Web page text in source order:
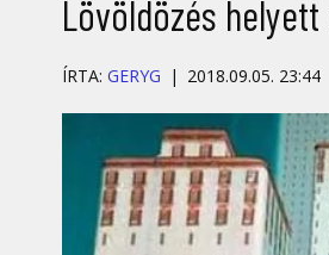
Lövöldözés
ÍRTA: GERYG 2018.09.05. 23:44